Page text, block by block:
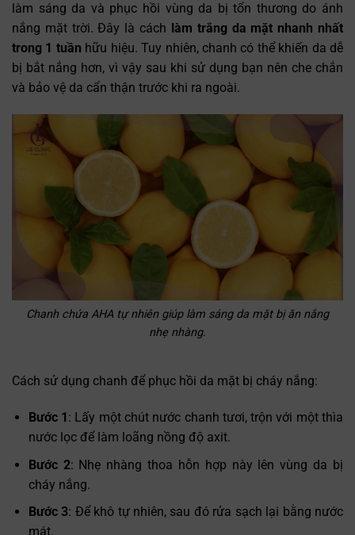
làm sáng da và phục hồi vùng da bị tổn thương do ánh
nắng mặt trời. Đây là cách làm trắng da mặt nhanh nhất
trong 1 tuần hữu hiệu. Tuy nhiên, chanh có thể khiến da dễ
bị bắt nắng hơn, vì vậy sau khi sử dụng bạn nên che chắn
và bảo vệ da cẩn thận trước khi ra ngoài.
Chanh chứa AHA tự nhiên giúp làm sáng da mặt bị ăn nắng
nhẹ nhàng.
Cách sử dụng chanh để phục hồi da mặt bị cháy nắng:
Bước 1 : Lấy một chút nước chanh tươi, trộn với một thìa
nước lọc để làm loãng nồng độ axit.
Bước 2: Nhẹ nhàng thoa hỗn hợp này lên vùng da bị
cháy nắng.
Bước 3: Để khô tự nhiên, sau đó rửa sạch lại bằng nước
mát.